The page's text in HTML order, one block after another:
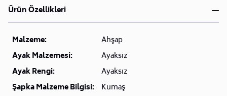
Ürün Özellikleri
Malzeme:
Ahşap
Ayak Malzemesi:
Ayaksız
Ayak Rengi:
Ayaksız
Şapka Malzeme Bilgisi: Kumaş